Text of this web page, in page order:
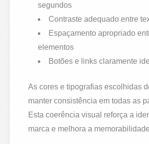
segundos
Contraste adequado entre
Espaçamento apropriado
elementos
Botões e links claramente
As cores e tipografias escolhidas
manter consistência em todas as
Esta coerência visual reforça a
marca e melhora a